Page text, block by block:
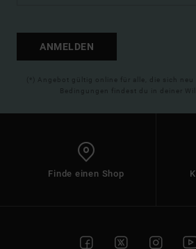
ANMELDEN
(*) Angebot gültig online für alle, die sich neu
Bedingungen findest du in deiner
Finde einen Shop